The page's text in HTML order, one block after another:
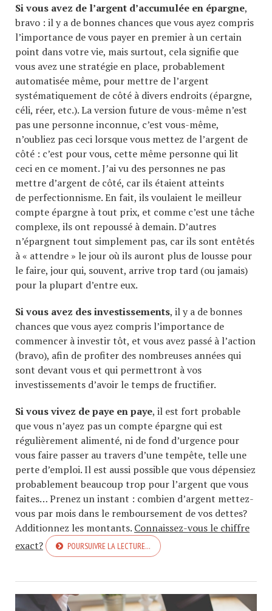
Si vous avez de l’argent d’accumulée en épargne,
bravo : il y a de bonnes chances que vous ayez compris
l’importance de vous payer en premier à un certain
point dans votre vie, mais surtout, cela signifie que
vous avez une stratégie en place, probablement
automatisée même, pour mettre de l’argent
systématiquement de côté à divers endroits (épargne,
céli, réer, etc.). La version future de vous-même n’est
pas une personne inconnue, c’est vous-même,
n’oubliez pas ceci lorsque vous mettez de l’argent de
côté : c’est pour vous, cette même personne qui lit
ceci en ce moment. J’ai vu des personnes ne pas
mettre d’argent de côté, car ils étaient atteints
de perfectionnisme. En fait, ils voulaient le meilleur
compte épargne à tout prix, et comme c’est une tâche
complexe, ils ont repoussé à demain. D’autres
n’épargnent tout simplement pas, car ils sont entêtés
à « attendre » le jour où ils auront plus de lousse pour
le faire, jour qui, souvent, arrive trop tard (ou jamais)
pour la plupart d’entre eux.
Si vous avez des investissements, il y a de bonnes
chances que vous ayez compris l’importance de
commencer à investir tôt, et vous avez passé à l’action
(bravo), afin de profiter des nombreuses années qui
sont devant vous et qui permettront à vos
investissements d’avoir le temps de fructifier.
Si vous vivez de paye en paye, il est fort probable
que vous n’ayez pas un compte épargne qui est
régulièrement alimenté, ni de fond d’urgence pour
vous faire passer au travers d’une tempête, telle une
perte d’emploi. Il est aussi possible que vous dépensiez
probablement beaucoup trop pour l’argent que vous
faites… Prenez un instant : combien d’argent mettez-
vous par mois dans le remboursement de vos dettes?
Additionnez les montants. Connaissez-vous le chiffre
exact?
POURSUIVRE LA LECTURE…